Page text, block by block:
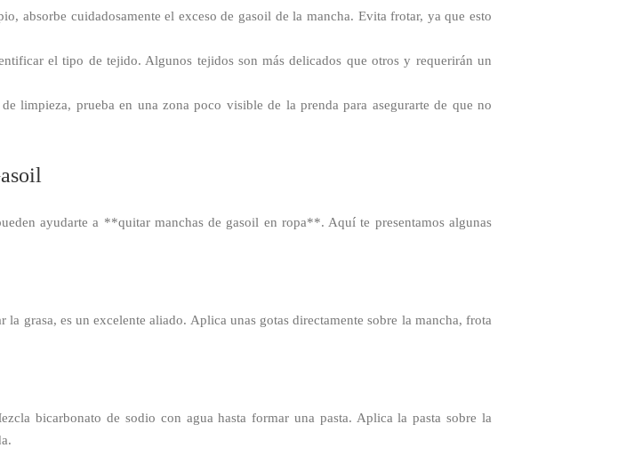
absorbe cuidadosamente el exceso de gasoil de la mancha. Evita frotar, ya que esto
el tipo de tejido. Algunos tejidos son más delicados que otros y requerirán un
limpieza, prueba en una zona poco visible de la prenda para asegurarte de que no
ayudarte a **quitar manchas de gasoil en ropa**. Aquí te presentamos algunas
grasa, es un excelente aliado. Aplica unas gotas directamente sobre la mancha, frota
bicarbonato de sodio con agua hasta formar una pasta. Aplica la pasta sobre la